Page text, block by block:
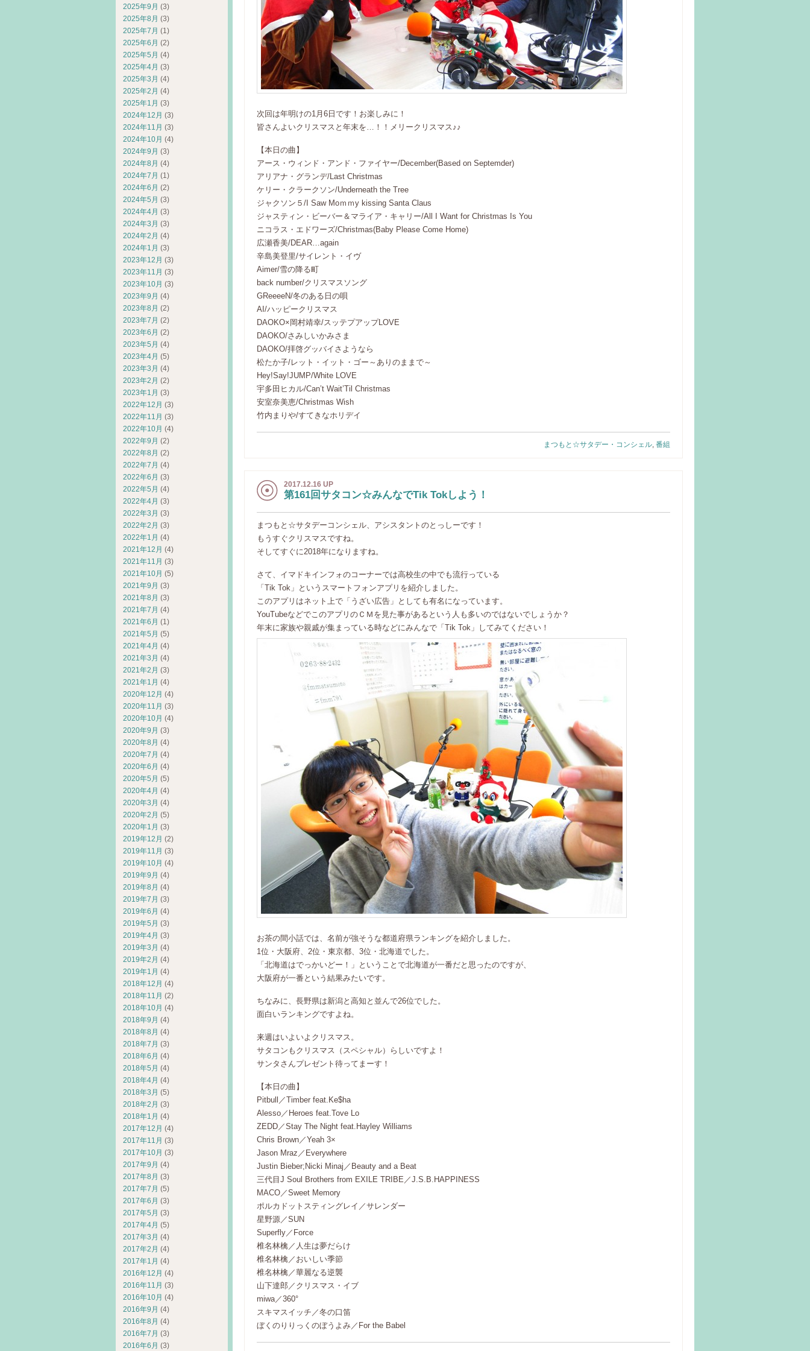
次回は年明けの1月6日です！お楽しみに！
皆さんよいクリスマスと年末を…！！メリークリスマス♪♪
【本日の曲】
アース・ウィンド・アンド・ファイヤー/December(Based on Septemder)
アリアナ・グランデ/Last Christmas
ケリー・クラークソン/Underneath the Tree
ジャクソン５/I Saw Moｍｍy kissing Santa Claus
ジャスティン・ビーバー＆マライア・キャリー/All I Want for Christmas Is You
ニコラス・エドワーズ/Christmas(Baby Please Come Home)
広瀬香美/DEAR…again
辛島美登里/サイレント・イヴ
Aimer/雪の降る町
back number/クリスマスソング
GReeeeN/冬のある日の唄
AI/ハッピークリスマス
DAOKO×岡村靖幸/スッテプアップLOVE
DAOKO/さみしいかみさま
DAOKO/拝啓グッバイさようなら
松たか子/レット・イット・ゴー～ありのままで～
Hey!Say!JUMP/White LOVE
宇多田ヒカル/Can’t Wait’Til Christmas
安室奈美恵/Christmas Wish
竹内まりや/すてきなホリデイ
まつもと☆サタデー・コンシェル, 番組
2017.12.16 UP
第161回サタコン☆みんなでTik Tokしよう！
まつもと☆サタデーコンシェル、アシスタントのとっしーです！
もうすぐクリスマスですね。
そしてすぐに2018年になりますね。
さて、イマドキインフォのコーナーでは高校生の中でも流行っている
「Tik Tok」というスマートフォンアプリを紹介しました。
このアプリはネット上で「うざい広告」としても有名になっています。
YouTubeなどでこのアプリのＣＭを見た事があるという人も多いのではないでしょうか？
年末に家族や親戚が集まっている時などにみんなで「Tik Tok」してみてください！
お茶の間小話では、名前が強そうな都道府県ランキングを紹介しました。
1位・大阪府、2位・東京都、3位・北海道でした。
「北海道はでっかいどー！」ということで北海道が一番だと思ったのですが、
大阪府が一番という結果みたいです。
ちなみに、長野県は新潟と高知と並んで26位でした。
面白いランキングですよね。
来週はいよいよクリスマス。
サタコンもクリスマス（スペシャル）らしいですよ！
サンタさんプレゼント待ってまーす！
【本日の曲】
Pitbull／Timber feat.Ke$ha
Alesso／Heroes feat.Tove Lo
ZEDD／Stay The Night feat.Hayley Williams
Chris Brown／Yeah 3×
Jason Mraz／Everywhere
Justin Bieber;Nicki Minaj／Beauty and a Beat
三代目J Soul Brothers from EXILE TRIBE／J.S.B.HAPPINESS
MACO／Sweet Memory
ポルカドットスティングレイ／サレンダー
星野源／SUN
Superfly／Force
椎名林檎／人生は夢だらけ
椎名林檎／おいしい季節
椎名林檎／華麗なる逆襲
山下達郎／クリスマス・イブ
miwa／360°
スキマスイッチ／冬の口笛
ぼくのりりっくのぼうよみ／For the Babel
2025年9月 (3)
2025年8月 (3)
2025年7月 (1)
2025年6月 (2)
2025年5月 (4)
2025年4月 (3)
2025年3月 (4)
2025年2月 (4)
2025年1月 (3)
2024年12月 (3)
2024年11月 (3)
2024年10月 (4)
2024年9月 (3)
2024年8月 (4)
2024年7月 (1)
2024年6月 (2)
2024年5月 (3)
2024年4月 (3)
2024年3月 (3)
2024年2月 (4)
2024年1月 (3)
2023年12月 (3)
2023年11月 (3)
2023年10月 (3)
2023年9月 (4)
2023年8月 (2)
2023年7月 (2)
2023年6月 (2)
2023年5月 (4)
2023年4月 (5)
2023年3月 (4)
2023年2月 (2)
2023年1月 (3)
2022年12月 (3)
2022年11月 (3)
2022年10月 (4)
2022年9月 (2)
2022年8月 (2)
2022年7月 (4)
2022年6月 (3)
2022年5月 (4)
2022年4月 (3)
2022年3月 (3)
2022年2月 (3)
2022年1月 (4)
2021年12月 (4)
2021年11月 (3)
2021年10月 (5)
2021年9月 (3)
2021年8月 (3)
2021年7月 (4)
2021年6月 (1)
2021年5月 (5)
2021年4月 (4)
2021年3月 (4)
2021年2月 (3)
2021年1月 (4)
2020年12月 (4)
2020年11月 (3)
2020年10月 (4)
2020年9月 (3)
2020年8月 (4)
2020年7月 (4)
2020年6月 (4)
2020年5月 (5)
2020年4月 (4)
2020年3月 (4)
2020年2月 (5)
2020年1月 (3)
2019年12月 (2)
2019年11月 (3)
2019年10月 (4)
2019年9月 (4)
2019年8月 (4)
2019年7月 (3)
2019年6月 (4)
2019年5月 (3)
2019年4月 (3)
2019年3月 (4)
2019年2月 (4)
2019年1月 (4)
2018年12月 (4)
2018年11月 (2)
2018年10月 (4)
2018年9月 (4)
2018年8月 (4)
2018年7月 (3)
2018年6月 (4)
2018年5月 (4)
2018年4月 (4)
2018年3月 (5)
2018年2月 (3)
2018年1月 (4)
2017年12月 (4)
2017年11月 (3)
2017年10月 (3)
2017年9月 (4)
2017年8月 (3)
2017年7月 (5)
2017年6月 (3)
2017年5月 (3)
2017年4月 (5)
2017年3月 (4)
2017年2月 (4)
2017年1月 (4)
2016年12月 (4)
2016年11月 (3)
2016年10月 (4)
2016年9月 (4)
2016年8月 (4)
2016年7月 (3)
2016年6月 (3)